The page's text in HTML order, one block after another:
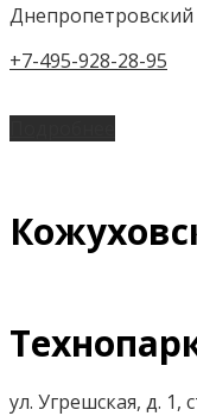
+7-495-928-28-95
ул. Угрешская, д. 1,